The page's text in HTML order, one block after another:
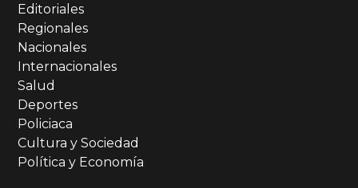
Editoriales
Regionales
Nacionales
Internacionales
Salud
Deportes
Policiaca
Cultura y Sociedad
Política y Economía